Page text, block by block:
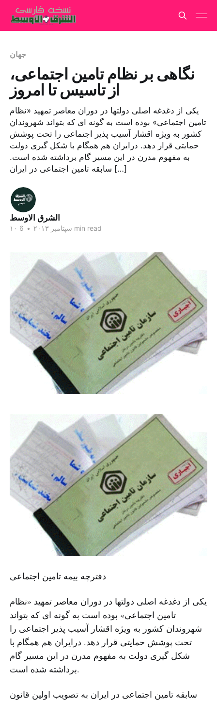
جهان
نگاهی بر نظام تامین اجتماعی،
از تاسیس تا امروز
یکی از دغدغه اصلی دولتها در دوران معاصر تمهید «نظام
تامین اجتماعی» بوده است به گونه ای که بتواند شهروندان
کشور به ویژه اقشار آسیب پذیر اجتماعی را تحت پوشش
حمایتی قرار دهد. درایران هم همگام با شکل گیری دولت
به مفهوم مدرن در این مسیر گام برداشته شده است.
سابقه تامین اجتماعی در ایران […]
الشرق الاوسط
۱۰ سپتامبر ۲۰۱۳ • 6 min read
دفترچه بیمه تامین اجتماعی
یکی از دغدغه اصلی دولتها در دوران معاصر تمهید «نظام
تامین اجتماعی» بوده است به گونه ای که بتواند
شهروندان کشور به ویژه اقشار آسیب پذیر اجتماعی را
تحت پوشش حمایتی قرار دهد. درایران هم همگام با
شکل گیری دولت به مفهوم مدرن در این مسیر گام
برداشته شده است.
سابقه تامین اجتماعی در ایران به تصویب اولین قانون